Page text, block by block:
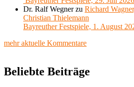
Dr. Ralf Wegnerzu Richard
Christian Thielemann
Bayreuther Festspiele, 1. August
mehr aktuelle Kommentare
Beliebte Beiträge